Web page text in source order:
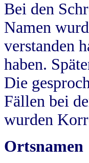
Bei den
Namen
verstanden
haben.
Die
Fällen bei
wurden
Ortsnamen